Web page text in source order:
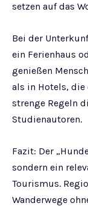
setzen auf das
Bei der
ein Ferienhaus
genießen
als in Hotels,
strenge Regeln
Studienautoren.
Fazit: Der
sondern ein
Tourismus.
Wanderwege